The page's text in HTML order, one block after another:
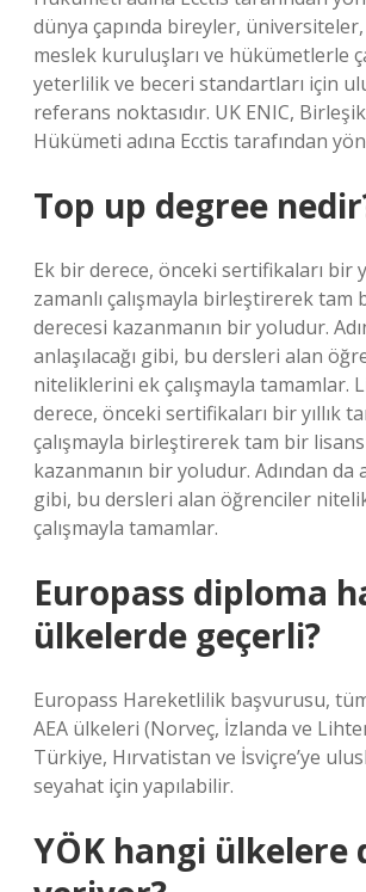
dünya çapında bireyler,
meslek kuruluşları ve hükümetlerle
yeterlilik ve beceri standartları için
referans noktasıdır. UK ENIC,
Hükümeti adına Ecctis tarafından
Top up degree
Ek bir derece, önceki sertifikaları bir
zamanlı çalışmayla birleştirerek tam
derecesi kazanmanın bir yoludur.
anlaşılacağı gibi, bu dersleri alan
niteliklerini ek çalışmayla tamamlar.
derece, önceki sertifikaları bir yıllık
çalışmayla birleştirerek tam bir
kazanmanın bir yoludur. Adından da
gibi, bu dersleri alan öğrenciler
çalışmayla tamamlar.
Europass diploma
ülkelerde geçerli?
Europass Hareketlilik başvurusu,
AEA ülkeleri (Norveç, İzlanda ve
Türkiye, Hırvatistan ve İsviçre’ye
seyahat için yapılabilir.
YÖK hangi ülkelere